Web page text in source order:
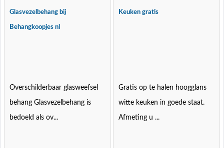
Glasvezelbehang bij
Behangkoopjes nl
Overschilderbaar glasweefsel
behang Glasvezelbehang is
bedoeld als ov...
Keuken gratis
Gratis op te halen hoogglans
witte keuken in goede staat.
Afmeting u ...